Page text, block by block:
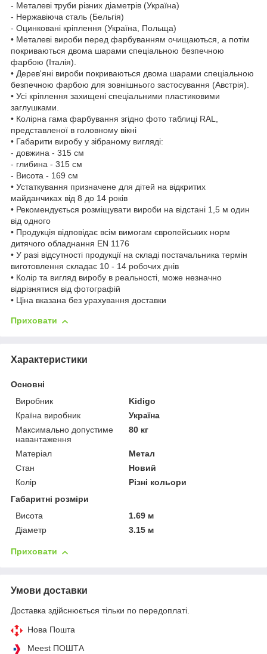
- Металеві труби різних діаметрів (Україна)
- Нержавіюча сталь (Бельгія)
- Оцинковані кріплення (Україна, Польща)
• Металеві вироби перед фарбуванням очищаються, а потім
покриваються двома шарами спеціальною безпечною
фарбою (Італія).
• Дерев'яні вироби покриваються двома шарами спеціальною
безпечною фарбою для зовнішнього застосування (Австрія).
• Усі кріплення захищені спеціальними пластиковими
заглушками.
• Колірна гама фарбування згідно фото таблиці RAL,
представленої в головному вікні
• Габарити виробу у зібраному вигляді:
- довжина - 315 см
- глибина - 315 см
- Висота - 169 см
• Устаткування призначене для дітей на відкритих
майданчиках від 8 до 14 років
• Рекомендується розміщувати вироби на відстані 1,5 м один
від одного
• Продукція відповідає всім вимогам європейських норм
дитячого обладнання EN 1176
• У разі відсутності продукції на складі постачальника термін
виготовлення складає 10 - 14 робочих днів
• Колір та вигляд виробу в реальності, може незначно
відрізнятися від фотографій
• Ціна вказана без урахування доставки
Приховати
Характеристики
Основні
Виробник
Kidigo
Країна виробник
Україна
Максимально допустиме
навантаження
80 кг
Матеріал
Метал
Стан
Новий
Колір
Різні кольори
Габаритні розміри
Висота
1.69 м
Діаметр
3.15 м
Приховати
Умови доставки
Доставка здійснюється тільки по передоплаті.
Нова Пошта
Meest ПОШТА